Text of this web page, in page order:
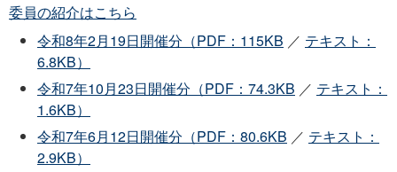
委員の紹介はこちら
令和8年2月19日開催分（PDF：115KB ／ テキスト：
6.8KB）
令和7年10月23日開催分（PDF：74.3KB ／ テキスト：
1.6KB）
令和7年6月12日開催分（PDF：80.6KB ／ テキスト：
2.9KB）